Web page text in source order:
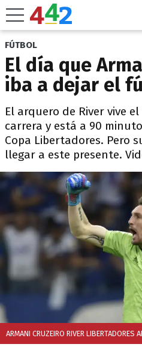
FÚTBOL
El día que
iba a dejar el
El arquero de River vive
carrera y está a 90
Copa Libertadores. Pero
llegar a este presente.
ARMANI CRUZEIRO RIVER LIBERTADORES